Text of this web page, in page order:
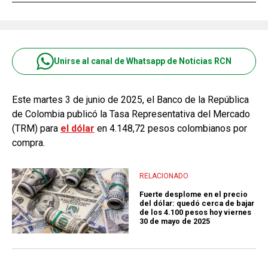
Unirse al canal de Whatsapp de Noticias RCN
Este martes 3 de junio de 2025, el Banco de la República
de Colombia publicó la Tasa Representativa del Mercado
(TRM) para el dólar en 4.148,72 pesos colombianos por
compra.
RELACIONADO
Fuerte desplome en el precio
del dólar: quedó cerca de bajar
de los 4.100 pesos hoy viernes
30 de mayo de 2025